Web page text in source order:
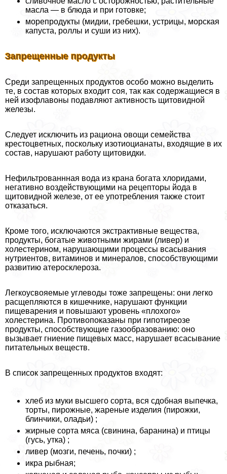
масла — в блюда и при готовке;
морепродукты (мидии, гребешки, устрицы, морская
капуста, роллы и суши из них).
Запрещенные продукты
Среди запрещенных продуктов особо можно выделить
те, в состав которых входит соя, так как содержащиеся в
ней изофлавоны подавляют активность щитовидной
железы.
Следует исключить из рациона овощи семейства
крестоцветных, поскольку изотиоцианаты, входящие в их
состав, нарушают работу щитовидки.
Нефильтрованнная вода из крана богата хлоридами,
негативно воздействующими на рецепторы йода в
щитовидной железе, от ее употрeбления также стоит
отказаться.
Кроме того, исключаются экстpaктивные вещества,
продукты, богатые животными жирами (ливер) и
холестерином, нарушающими процессы всасывания
нутриентов, витаминов и минералов, способствующими
развитию атеросклероза.
Легкоусвояемые углеводы тоже запрещены: они легко
расщепляются в кишечнике, нарушают функции
пищеварения и повышают уровень «плохого»
холестерина. Противопоказаны при гипотиреозе
продукты, способствующие газообразованию: оно
вызывает гниение пищевых масс, нарушает всасывание
питательных веществ.
В список запрещенных продуктов входят:
хлеб из муки высшего сорта, вся сдобная выпечка,
торты, пирожные, жареные изделия (пирожки,
блинчики, оладьи) ;
жирные сорта мяса (свинина, бapaнина) и птицы
(гусь, утка) ;
ливер (мозги, печень, почки) ;
икра рыбная;